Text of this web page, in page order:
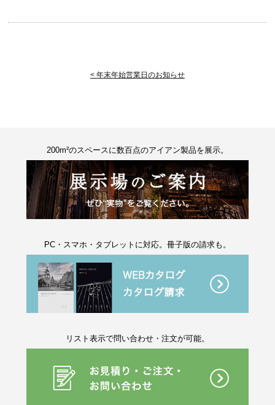
< 年末年始営業日のお知らせ
200m²のスペースに数百点のアイアン製品を展示。
PC・スマホ・タブレットに対応。冊子版の請求も。
リスト表示で問い合わせ・注文が可能。